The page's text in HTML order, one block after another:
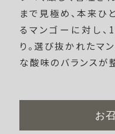
まで見極め、本来
るマンゴーに対し
り。選び抜かれたマ
な酸味のバランスが
お